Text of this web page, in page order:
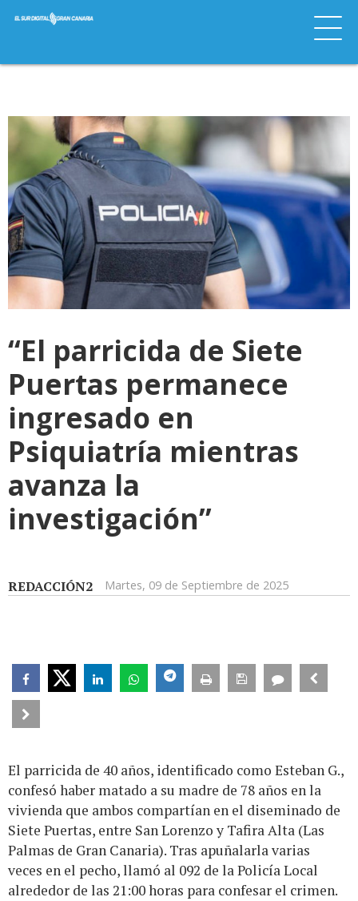
“El parricida de Siete
Puertas permanece
ingresado en
Psiquiatría mientras
avanza la
investigación”
REDACCIÓN2 Martes, 09 de Septiembre de 2025
El parricida de 40 años, identificado como Esteban G.,
confesó haber matado a su madre de 78 años en la
vivienda que ambos compartían en el diseminado de
Siete Puertas, entre San Lorenzo y Tafira Alta (Las
Palmas de Gran Canaria). Tras apuñalarla varias
veces en el pecho, llamó al 092 de la Policía Local
alrededor de las 21:00 horas para confesar el crimen.